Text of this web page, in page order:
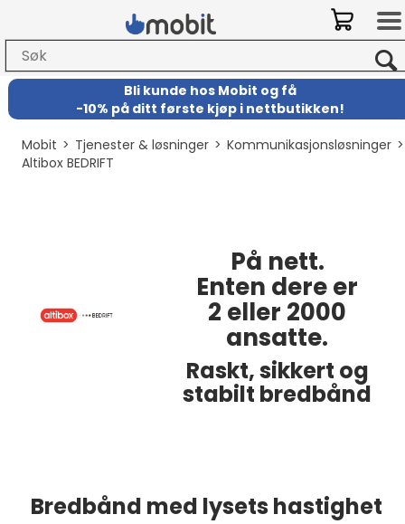
Bli kunde hos Mobit og få
-10% på ditt første kjøp i nettbutikken!
Mobit>Tjenester & løsninger>Kommunikasjonsløsninger
Altibox BEDRIFT
På nett.
Enten dere er
2 eller 2000
ansatte.
Raskt, sikkert og
stabilt bredbånd
Bredbånd med lysets hastighet